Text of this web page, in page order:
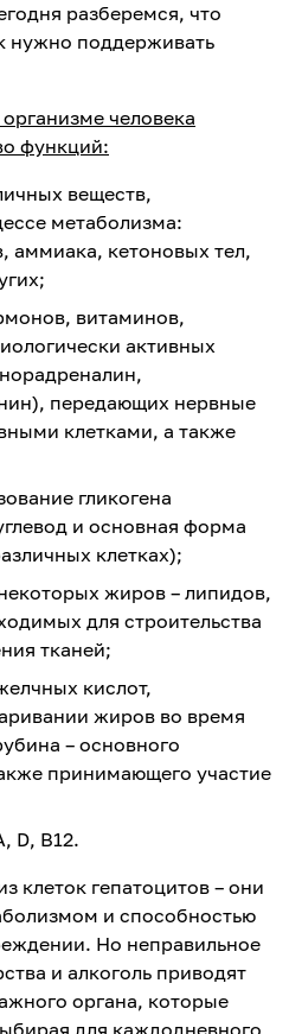
разберемся, что
нужно поддерживать
человека
функций:
веществ,
метаболизма:
аммиака, кетоновых тел,
витаминов,
активных
передающих нервные
клетками, а также
гликогена
и основная форма
клетках);
жиров – липидов,
для строительства
тканей;
кислот,
жиров во время
– основного
принимающего участие
D, В12.
клеток гепатоцитов – они
и способностью
Но неправильное
и алкоголь приводят
органа, которые